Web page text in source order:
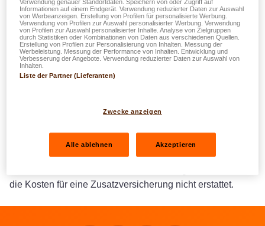
Im Rahmen der Garantie „Ersatzfahrzeug" bekommen Sie
bei einer Panne 5 Tage lang ein Ersatzfahrzeug
gestellt und 15 Tage bei einem Unfall. Wenn Ihr Auto
einen Totalschaden hat, beträgt dieser Zeitraum bis zu
36 Tage, und bis zu 61 Tage bei Diebstahl. Die Mietkosten
werden Ihnen bis zu einer Höhe von 30.- € pro Tag
Das Ersatzfahrzeug ist zu den gleichen Bedingungen und
mit den gleichen Schadenshöchstgrenzen wie die in Ihrem
Versicherungsvertrag stehenden. Versichert.
die Kosten für eine Zusatzversicherung nicht erstattet.
Verwendung genauer Standortdaten. Speichern von oder Zugriff auf
Informationen auf einem Endgerät. Verwendung reduzierter Daten zur Auswahl
von Werbeanzeigen. Erstellung von Profilen für personalisierte Werbung.
Verwendung von Profilen zur Auswahl personalisierter Werbung. Verwendung
von Profilen zur Auswahl personalisierter Inhalte. Analyse von Zielgruppen
durch Statistiken oder Kombinationen von Daten aus verschiedenen Quellen.
Erstellung von Profilen zur Personalisierung von Inhalten. Messung der
Werbeleistung. Messung der Performance von Inhalten. Entwicklung und
Verbesserung der Angebote. Verwendung reduzierter Daten zur Auswahl von
Inhalten.
Liste der Partner (Lieferanten)
Zwecke anzeigen
Alle ablehnen Akzeptieren